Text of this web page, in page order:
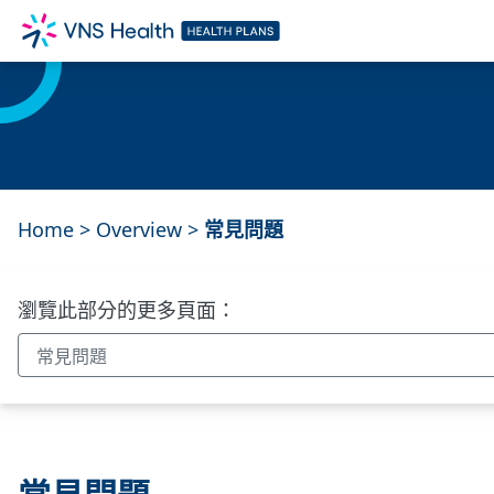
Home > Overview > 常見問題
瀏覽此部分的更多頁面：